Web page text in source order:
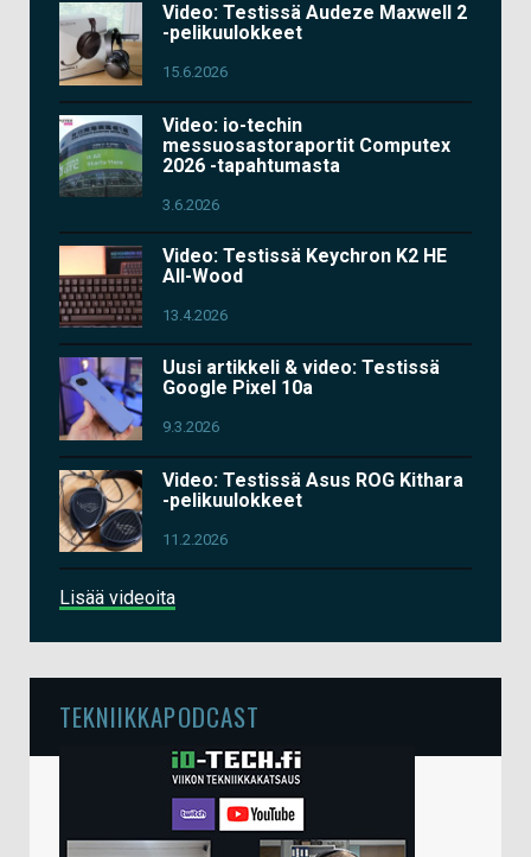
Video: Testissä Audeze Maxwell 2
-pelikuulokkeet
15.6.2026
Video: io-techin
messuosastoraportit Computex
2026 -tapahtumasta
3.6.2026
Video: Testissä Keychron K2 HE
All-Wood
13.4.2026
Uusi artikkeli & video: Testissä
Google Pixel 10a
9.3.2026
Video: Testissä Asus ROG Kithara
-pelikuulokkeet
11.2.2026
Lisää videoita
TEKNIIKKAPODCAST